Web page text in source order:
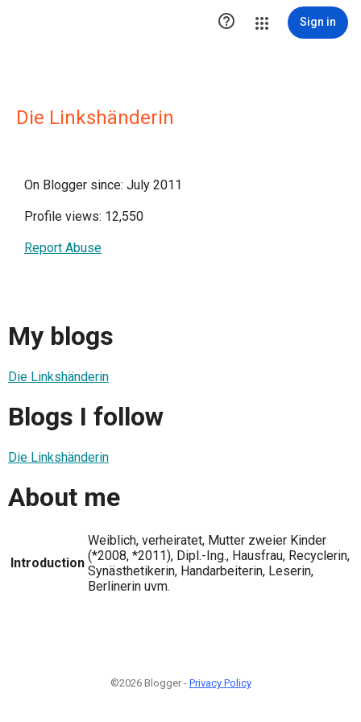
 Sign in
Die Linkshänderin
On Blogger since: July 2011
Profile views: 12,550
Report Abuse
My blogs
Die Linkshänderin
Blogs I follow
Die Linkshänderin
About me
Introduction
Weiblich, verheiratet, Mutter zweier Kinder
(*2008, *2011), Dipl.-Ing., Hausfrau, Recyclerin,
Synästhetikerin, Handarbeiterin, Leserin,
Berlinerin uvm.
©2026 Blogger - Privacy Policy